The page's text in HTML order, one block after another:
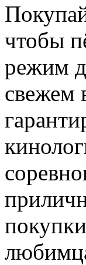
чтобы
режим
свежем